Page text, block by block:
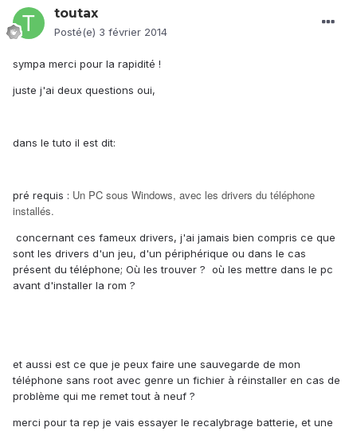
toutax
Posté(e) 3 février 2014
sympa merci pour la rapidité !
juste j'ai deux questions oui,
dans le tuto il est dit:
pré requis : Un PC sous Windows, avec les drivers du téléphone
installés.
concernant ces fameux drivers, j'ai jamais bien compris ce que
sont les drivers d'un jeu, d'un périphérique ou dans le cas
présent du téléphone; Où les trouver ? où les mettre dans le pc
avant d'installer la rom ?
et aussi est ce que je peux faire une sauvegarde de mon
téléphone sans root avec genre un fichier à réinstaller en cas de
problème qui me remet tout à neuf ?
merci pour ta rep je vais essayer le recalybrage batterie, et une